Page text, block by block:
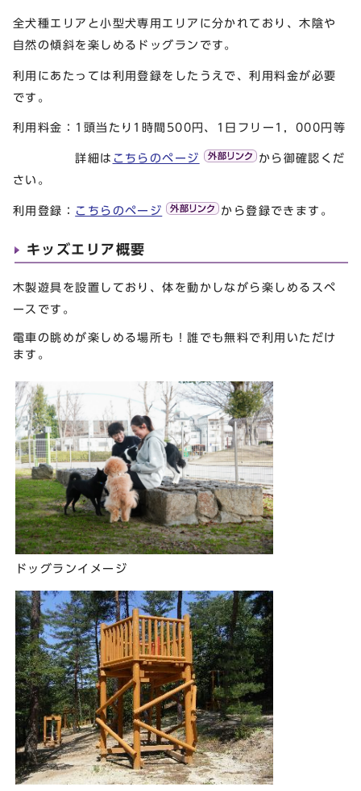
全犬種エリアと小型犬専用エリアに分かれており、木陰や
自然の傾斜を楽しめるドッグランです。
利用にあたっては利用登録をしたうえで、利用料金が必要
です。
利用料金：1頭当たり1時間500円、1日フリー1，000円等
詳細は こちらのページ
から御確認くだ
さい。
利用登録： こちらのページ から登録できます。
キッズエリア概要
木製遊具を設置しており、体を動かしながら楽しめるスペ
ースです。
電車の眺めが楽しめる場所も！誰でも無料で利用いただけ
ます。
ドッグランイメージ